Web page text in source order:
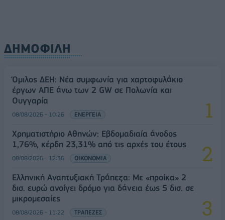
ΔΗΜΟΦΙΛΗ
Όμιλος ΔΕΗ: Νέα συμφωνία για χαρτοφυλάκιο
έργων ΑΠΕ άνω των 2 GW σε Πολωνία και
Ουγγαρία
08/08/2026 - 10:26 ΕΝΕΡΓΕΙΑ
Χρηματιστήριο Αθηνών: Εβδομαδιαία άνοδος
1,76%, κέρδη 23,31% από τις αρχές του έτους
08/08/2026 - 12:36 ΟΙΚΟΝΟΜΙΑ
Ελληνική Αναπτυξιακή Τράπεζα: Με «προίκα» 2
δισ. ευρώ ανοίγει δρόμο για δάνεια έως 5 δισ. σε
μικρομεσαίες
08/08/2026 - 11:22 ΤΡΑΠΕΖΕΣ